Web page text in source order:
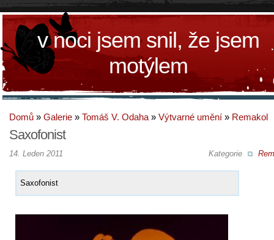
v noci jsem snil, že jsem
motýlem
Domů » Galerie » Tomáš V. Odaha » Výtvarné umění » Remakol
Saxofonist
Kategorie
14. Leden 2011
Saxofonist